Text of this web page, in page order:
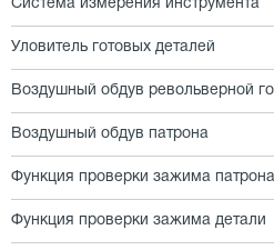
Система измерения инструмента
Уловитель готовых деталей
Воздушный обдув револьверной
Воздушный обдув патрона
Функция проверки зажима патрона
Функция проверки зажима детали